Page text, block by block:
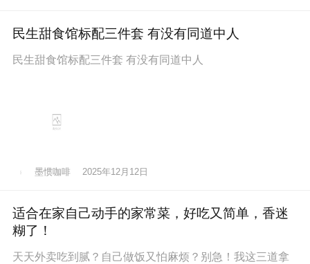
民生甜食馆标配三件套 有没有同道中人
民生甜食馆标配三件套 有没有同道中人
墨惯咖啡 2025年12月12日
适合在家自己动手的家常菜，好吃又简单，香迷
糊了！
天天外卖吃到腻？自己做饭又怕麻烦？别急！我这三道拿